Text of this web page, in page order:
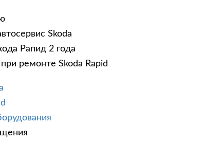
Skoda
Рапид 2 года
ремонте Skoda Rapid